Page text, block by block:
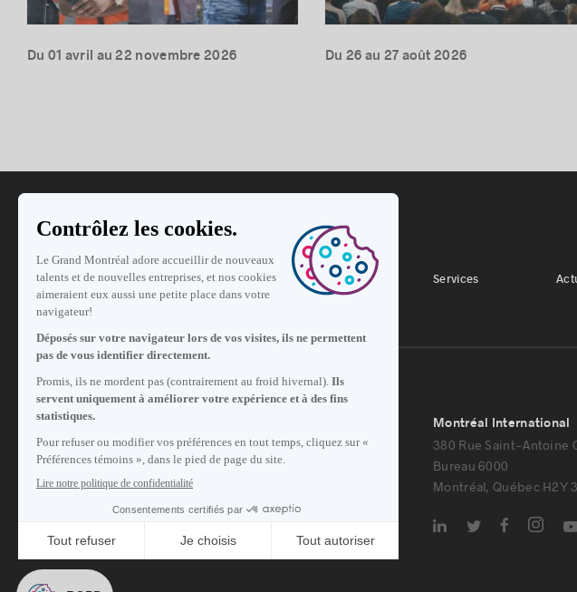
Du 01 avril au 22 novembre 2026 Du 26 au 27 août 2026
Services
À propos de nous
Centre des médias
Montréal International
380 Rue Saint-Antoine
Bureau 6000
Montréal, Québec H2Y